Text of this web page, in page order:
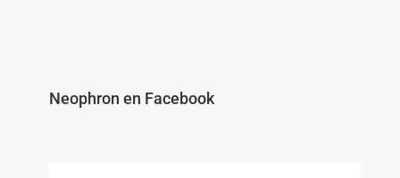
Neophron en Facebook